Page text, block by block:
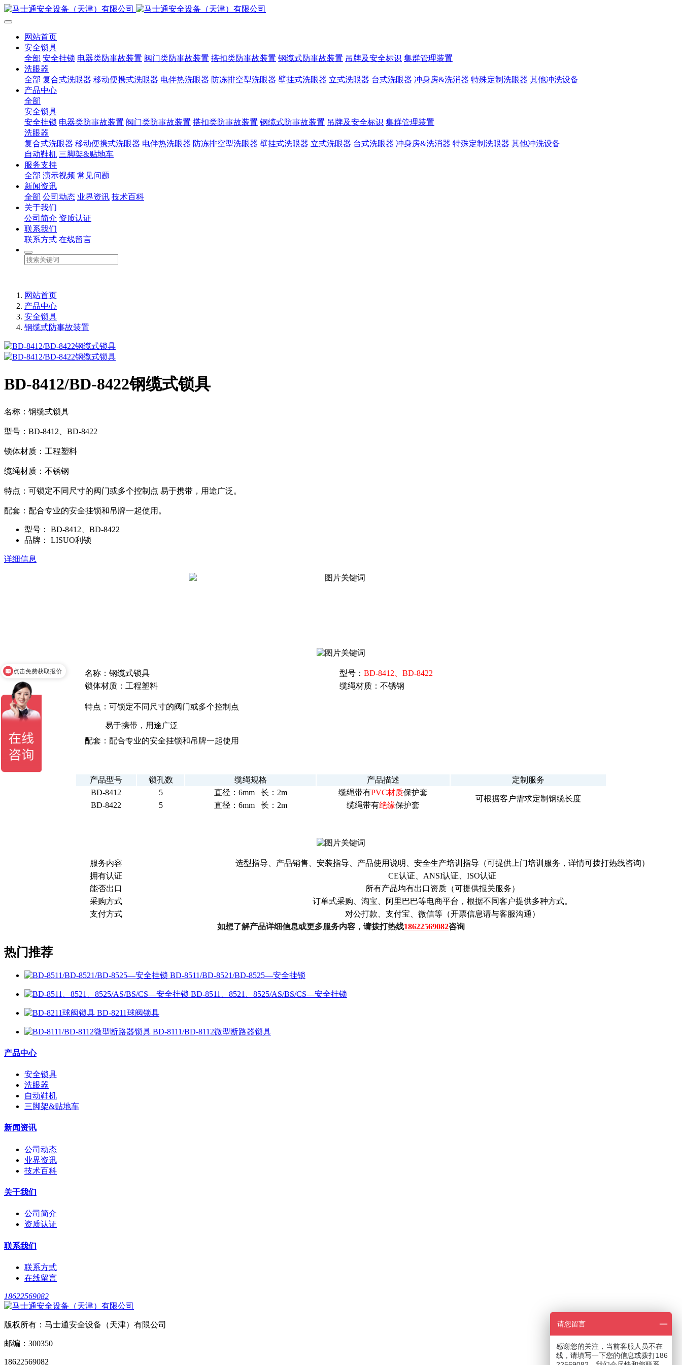
网站首页
安全锁具
全部 安全挂锁 电器类防事故装置 阀门类防事故装置 搭扣类防事故装置 钢缆式防事故装置 吊牌及安全标识 集群管理装置
洗眼器
全部 复合式洗眼器 移动便携式洗眼器 电伴热洗眼器 防冻排空型洗眼器 壁挂式洗眼器 立式洗眼器 台式洗眼器 冲身房&洗消器 特殊定制洗眼器 其他冲洗设备
产品中心
全部
安全锁具
安全挂锁 电器类防事故装置 阀门类防事故装置 搭扣类防事故装置 钢缆式防事故装置 吊牌及安全标识 集群管理装置
洗眼器
复合式洗眼器 移动便携式洗眼器 电伴热洗眼器 防冻排空型洗眼器 壁挂式洗眼器 立式洗眼器 台式洗眼器 冲身房&洗消器 特殊定制洗眼器 其他冲洗设备
自动鞋机 三脚架&贴地车
服务支持
全部 演示视频 常见问题
新闻资讯
全部 公司动态 业界资讯 技术百科
关于我们
公司简介 资质认证
联系我们
联系方式 在线留言
网站首页
产品中心
安全锁具
钢缆式防事故装置
BD-8412/BD-8422钢缆式锁具
名称：钢缆式锁具
型号：BD-8412、BD-8422
锁体材质：工程塑料
缆绳材质：不锈钢
特点：可锁定不同尺寸的阀门或多个控制点 易于携带，用途广泛。
配套：配合专业的安全挂锁和吊牌一起使用。
型号：
BD-8412、BD-8422
品牌：
LISUO利锁
详细信息
名称：钢缆式锁具 型号： BD-8412、BD-8422
锁体材质：工程塑料
缆绳材质：不锈钢
特点：可锁定不同尺寸的阀门或多个控制点
易于携带，用途广泛
配套：配合专业的安全挂锁和吊牌一起使用
产品型号 锁孔数 缆绳规格 产品描述
定制服务
BD-8412
5 直径：6mm 长：2m 缆绳带有PVC材质保护套
可根据客户需求定制钢缆长度
BD-8422 5 直径：6mm 长：2m 缆绳带有绝缘保护套
服务内容
选型指导、产品销售、安装指导、产品使用说明、安全生产培训指导（可提供上门培训服务，详情可拨打热线咨询）
拥有认证
CE认证、ANSI认证、ISO认证
能否出口
所有产品均有出口资质（可提供报关服务）
采购方式
订单式采购、淘宝、阿里巴巴等电商平台，根据不同客户提供多种方式。
支付方式
对公打款、支付宝、微信等（开票信息请与客服沟通）
如想了解产品详细信息或更多服务内容，请拨打热线18622569082咨询
热门推荐
BD-8511/BD-8521/BD-8525—安全挂锁
BD-8511、8521、8525/AS/BS/CS—安全挂锁
BD-8211球阀锁具
BD-8111/BD-8112微型断路器锁具
产品中心
安全锁具
洗眼器
自动鞋机
三脚架&贴地车
新闻资讯
公司动态
业界资讯
技术百科
关于我们
公司简介
资质认证
联系我们
联系方式
在线留言
18622569082
版权所有：马士通安全设备（天津）有限公司
邮编：300350
18622569082
点击免费获取报价
请您留言
感谢您的关注，当前客服人员不在
线，请填写一下您的信息或拨打186